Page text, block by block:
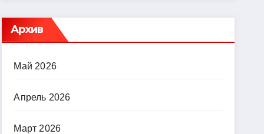
Архив
Май 2026
Апрель 2026
Март 2026